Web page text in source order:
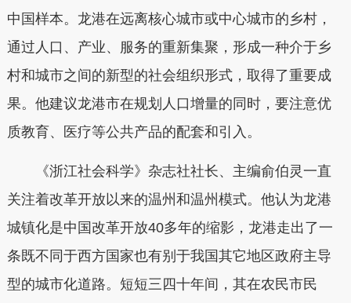
中国样本。龙港在远离核心城市或中心城市的乡村，
通过人口、产业、服务的重新集聚，形成一种介于乡
村和城市之间的新型的社会组织形式，取得了重要成
果。他建议龙港市在规划人口增量的同时，要注意优
质教育、医疗等公共产品的配套和引入。
《浙江社会科学》杂志社社长、主编俞伯灵一直
关注着改革开放以来的温州和温州模式。他认为龙港
城镇化是中国改革开放40多年的缩影，龙港走出了一
条既不同于西方国家也有别于我国其它地区政府主导
型的城市化道路。短短三四十年间，其在农民市民